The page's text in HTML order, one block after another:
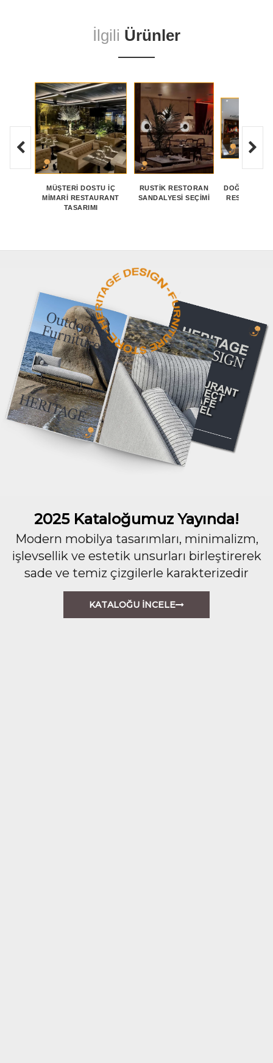
İlgili Ürünler
MÜŞTERI DOSTU İÇ
MIMARI RESTAURANT
TASARIMI
RUSTIK RESTORAN
SANDALYESI SEÇIMI
DOĞAL
2025 Kataloğumuz Yayında!
Modern mobilya tasarımları, minimalizm,
işlevsellik ve estetik unsurları birleştirerek
sade ve temiz çizgilerle karakterizedir
KATALOĞU İNCELE